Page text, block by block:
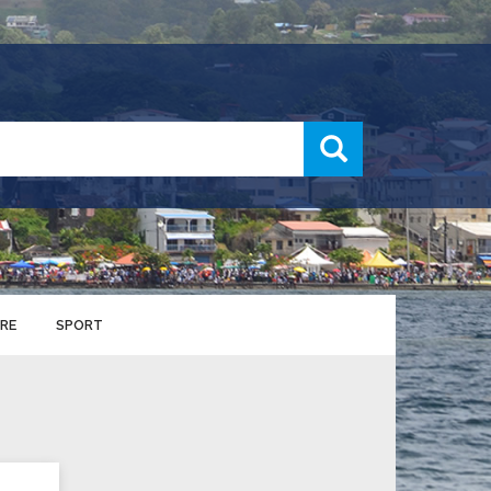
SPORT